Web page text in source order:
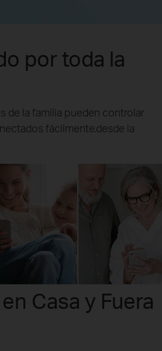
por toda la
de la familia pueden controlar
fácilmente.desde la
Casa y Fuera